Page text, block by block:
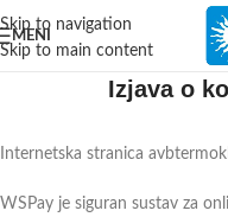
content
Skip to navigation
Skip to main content
MENI
Izjava o
Internetska stranica
WSPay je siguran sustav za